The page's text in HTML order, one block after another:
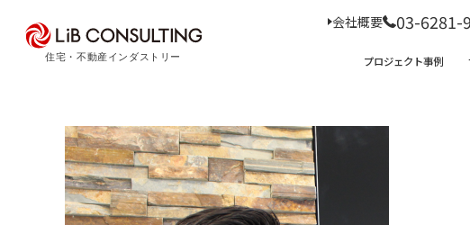
会社概要 03-6281-
プロジェクト事例
プロジェクト事例
Case Study
サービス
Service
トピックス
Topics
プロジェクト事例
エキスパート
トピックス